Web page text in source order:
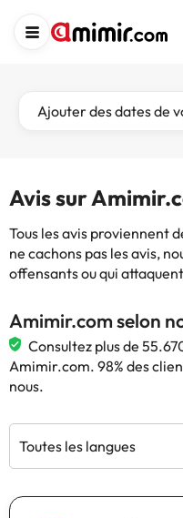
Ajouter des dates de
Avis sur
Tous les avis proviennent
ne cachons pas les avis,
offensants ou qui
Amimir.com selon
Consultez plus de
Amimir.com. 98% des
nous.